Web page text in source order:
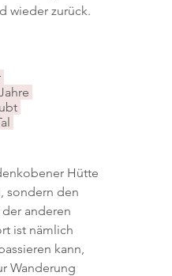
wieder zurück.
Hütte
sondern den
anderen
ist nämlich
kann,
Wanderung